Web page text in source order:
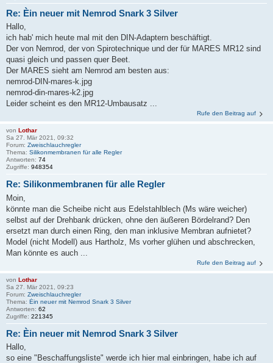
Re: Èin neuer mit Nemrod Snark 3 Silver
Hallo,
ich hab' mich heute mal mit den DIN-Adaptern beschäftigt.
Der von Nemrod, der von Spirotechnique und der für MARES MR12 sind
quasi gleich und passen quer Beet.
Der MARES sieht am Nemrod am besten aus:
nemrod-DIN-mares-k.jpg
nemrod-din-mares-k2.jpg
Leider scheint es den MR12-Umbausatz ...
Rufe den Beitrag auf
von Lothar
Sa 27. Mär 2021, 09:32
Forum: Zweischlauchregler
Thema: Silikonmembranen für alle Regler
Antworten: 74
Zugriffe: 948354
Re: Silikonmembranen für alle Regler
Moin,
könnte man die Scheibe nicht aus Edelstahlblech (Ms wäre weicher)
selbst auf der Drehbank drücken, ohne den äußeren Bördelrand? Den
ersetzt man durch einen Ring, den man inklusive Membran aufnietet?
Model (nicht Modell) aus Hartholz, Ms vorher glühen und abschrecken,
Man könnte es auch ...
Rufe den Beitrag auf
von Lothar
Sa 27. Mär 2021, 09:23
Forum: Zweischlauchregler
Thema: Èin neuer mit Nemrod Snark 3 Silver
Antworten: 62
Zugriffe: 221345
Re: Èin neuer mit Nemrod Snark 3 Silver
Hallo,
so eine "Beschaffungsliste" werde ich hier mal einbringen, habe ich auf